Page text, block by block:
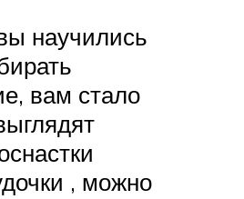
научились
вам стало
, можно